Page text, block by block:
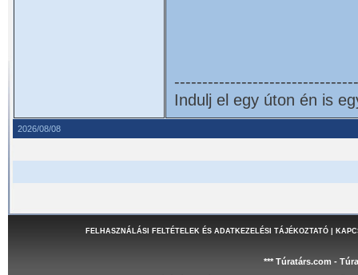
Indulj el egy úton én is
2026/08/08
FELHASZNÁLÁSI FELTÉTELEK ÉS ADATKEZELÉSI TÁJÉKOZTATÓ|
*** Túratárs.com -